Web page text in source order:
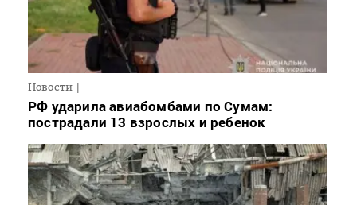
Новости
РФ ударила авиабомбами по Сумам:
пострадали 13 взрослых и ребенок